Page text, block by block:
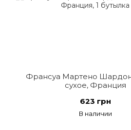
Франсуа Мартено
сухое, Франция
623 грн
В наличии